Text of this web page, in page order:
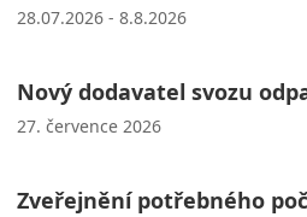
28.07.2026 - 8.8.2026
Nový dodavatel svozu
27. července 2026
Zveřejnění potřebného